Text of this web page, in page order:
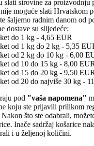
slati sirovine za proizvodnju
nije moguće slati Hrvatskom
šaljemo radnim danom od
dostave su slijedeće:
do 1 kg - 4,65 EUR
od 1 kg do 2 kg - 5,35
od 2 kg do 10 kg - 6,00
od 10 do 15 kg - 8,00
od 15 do 20 kg - 9,50
od 20 do najviše 30 kg -
pod "vaša napomena"
koju ste prijavili prilikom
što ste odabrali,
Inače sadržaj košarice
i u željenoj količini.